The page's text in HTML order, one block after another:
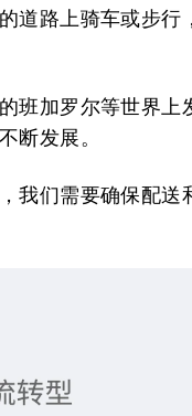
道路上骑车或步行
班加罗尔等世界上
断发展。
我们需要确保配